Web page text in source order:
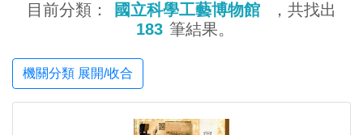
目前分類： 國立科學工藝博物館
，共找出
183 筆結果。
機關分類 展開/收合